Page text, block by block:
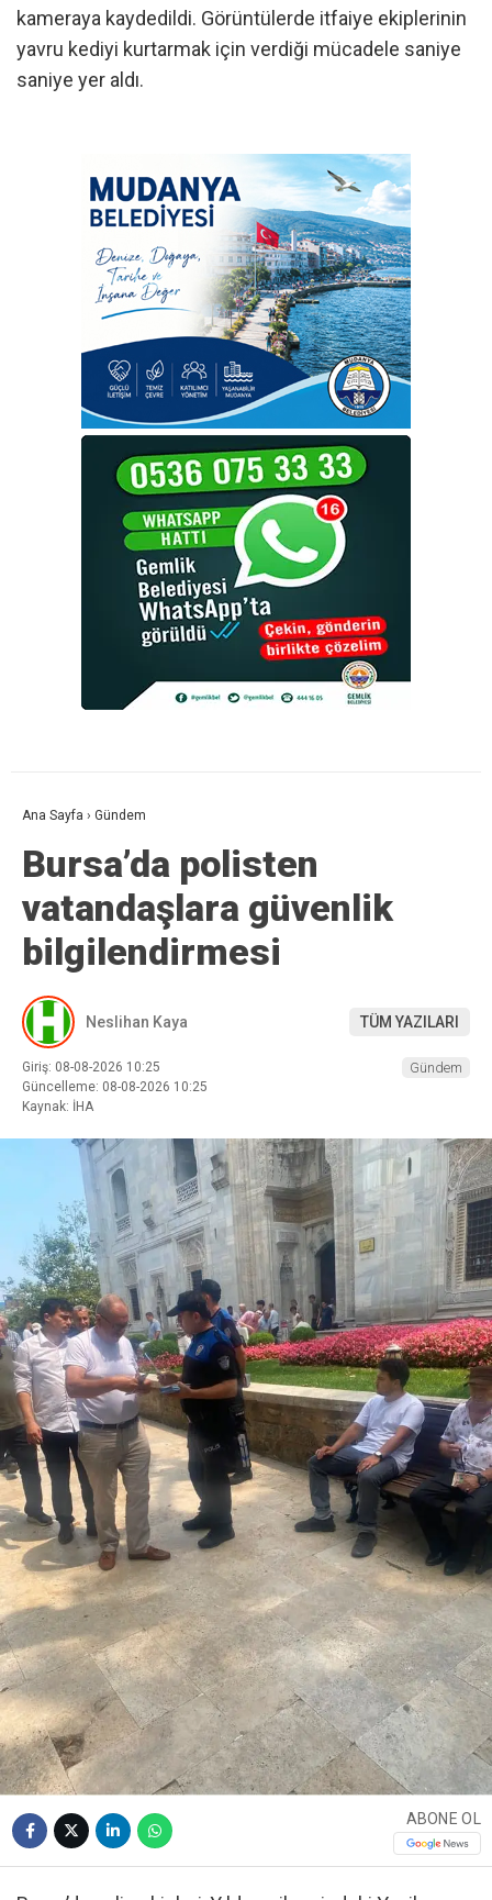
kameraya kaydedildi. Görüntülerde itfaiye ekiplerinin
yavru kediyi kurtarmak için verdiği mücadele saniye
saniye yer aldı.
Ana Sayfa › Gündem
Bursa’da polisten
vatandaşlara güvenlik
bilgilendirmesi
Neslihan Kaya TÜM YAZILARI
Giriş: 08-08-2026 10:25
Güncelleme: 08-08-2026 10:25
Kaynak: İHA
Gündem
ABONE OL